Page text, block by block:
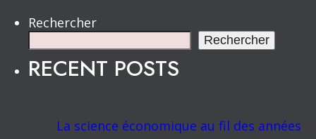
Rechercher
Rechercher
RECENT POSTS
La science économique au fil des années